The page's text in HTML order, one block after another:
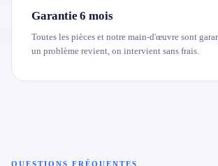
Garantie 6 mois
Toutes les pièces et notre main-d'œuvre sont
un problème revient, on intervient sans frais.
QUESTIONS FRÉQUENTES